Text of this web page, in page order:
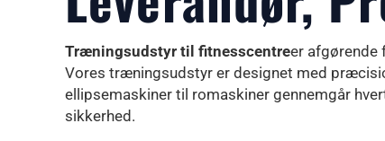
Træningsudstyr til fitnesscentreer afgørende
Vores træningsudstyr er designet med
ellipsemaskiner til romaskiner gennemgår
sikkerhed.